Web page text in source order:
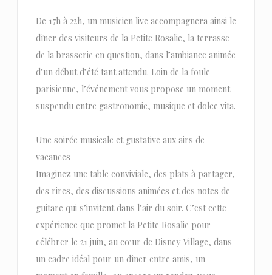
De 17h à 22h, un musicien live accompagnera ainsi le
dîner des visiteurs de la Petite Rosalie, la terrasse
de la brasserie en question, dans l’ambiance animée
d’un début d’été tant attendu. Loin de la foule
parisienne, l’événement vous propose un moment
suspendu entre gastronomie, musique et dolce vita.
Une soirée musicale et gustative aux airs de
vacances
Imaginez une table conviviale, des plats à partager,
des rires, des discussions animées et des notes de
guitare qui s’invitent dans l’air du soir. C’est cette
expérience que promet la Petite Rosalie pour
célébrer le 21 juin, au cœur de Disney Village, dans
un cadre idéal pour un dîner entre amis, un